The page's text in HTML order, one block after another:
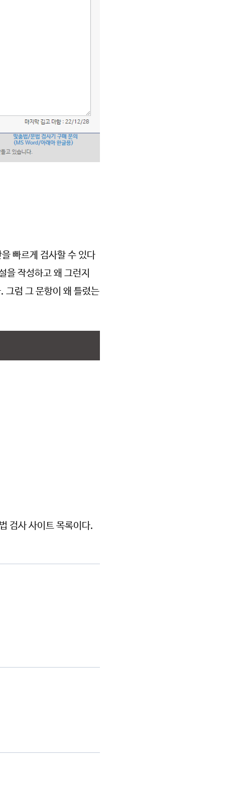
빠르게 검사할 수 있다
을 작성하고 왜 그런지
그럼 그 문항이 왜 틀렸는
검사 사이트 목록이다.